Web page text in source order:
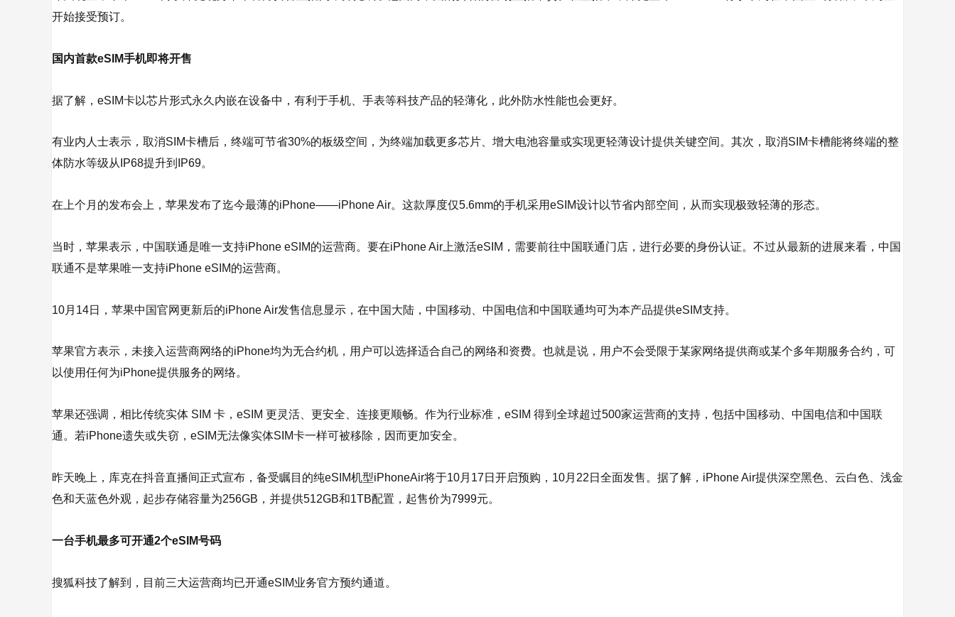
开始接受预订。
国内首款eSIM手机即将开售
据了解，eSIM卡以芯片形式永久内嵌在设备中，有利于手机、手表等科技产品的轻薄化，此外防水性能也会更好。
有业内人士表示，取消SIM卡槽后，终端可节省30%的板级空间，为终端加载更多芯片、增大电池容量或实现更轻薄设计提供关键空间。其次，取消SIM卡槽能将终端的整
体防水等级从IP68提升到IP69。
在上个月的发布会上，苹果发布了迄今最薄的iPhone——iPhone Air。这款厚度仅5.6mm的手机采用eSIM设计以节省内部空间，从而实现极致轻薄的形态。
当时，苹果表示，中国联通是唯一支持iPhone eSIM的运营商。要在iPhone Air上激活eSIM，需要前往中国联通门店，进行必要的身份认证。不过从最新的进展来看，中国
联通不是苹果唯一支持iPhone eSIM的运营商。
10月14日，苹果中国官网更新后的iPhone Air发售信息显示，在中国大陆，中国移动、中国电信和中国联通均可为本产品提供eSIM支持。
苹果官方表示，未接入运营商网络的iPhone均为无合约机，用户可以选择适合自己的网络和资费。也就是说，用户不会受限于某家网络提供商或某个多年期服务合约，可
以使用任何为iPhone提供服务的网络。
苹果还强调，相比传统实体 SIM 卡，eSIM 更灵活、更安全、连接更顺畅。作为行业标准，eSIM 得到全球超过500家运营商的支持，包括中国移动、中国电信和中国联
通。若iPhone遗失或失窃，eSIM无法像实体SIM卡一样可被移除，因而更加安全。
昨天晚上，库克在抖音直播间正式宣布，备受瞩目的纯eSIM机型iPhoneAir将于10月17日开启预购，10月22日全面发售。据了解，iPhone Air提供深空黑色、云白色、浅金
色和天蓝色外观，起步存储容量为256GB，并提供512GB和1TB配置，起售价为7999元。
一台手机最多可开通2个eSIM号码
搜狐科技了解到，目前三大运营商均已开通eSIM业务官方预约通道。